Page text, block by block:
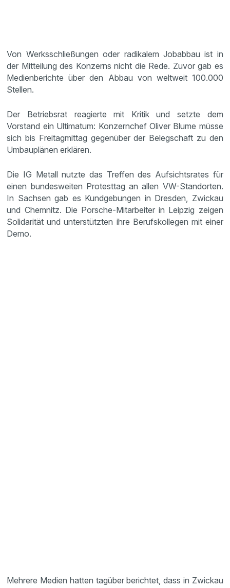
Von Werksschließungen oder radikalem Jobabbau ist in
der Mitteilung des Konzerns nicht die Rede. Zuvor gab es
Medienberichte über den Abbau von weltweit 100.000
Stellen.
Der Betriebsrat reagierte mit Kritik und setzte dem
Vorstand ein Ultimatum: Konzernchef Oliver Blume müsse
sich bis Freitagmittag gegenüber der Belegschaft zu den
Umbauplänen erklären.
Die IG Metall nutzte das Treffen des Aufsichtsrates für
einen bundesweiten Protesttag an allen VW-Standorten.
In Sachsen gab es Kundgebungen in Dresden, Zwickau
und Chemnitz. Die Porsche-Mitarbeiter in Leipzig zeigen
Solidarität und unterstützten ihre Berufskollegen mit einer
Demo.
Mehrere Medien hatten tagüber berichtet, dass in Zwickau